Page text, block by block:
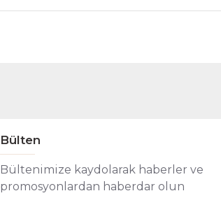
Bülten
Bültenimize kaydolarak haberler ve
promosyonlardan haberdar olun